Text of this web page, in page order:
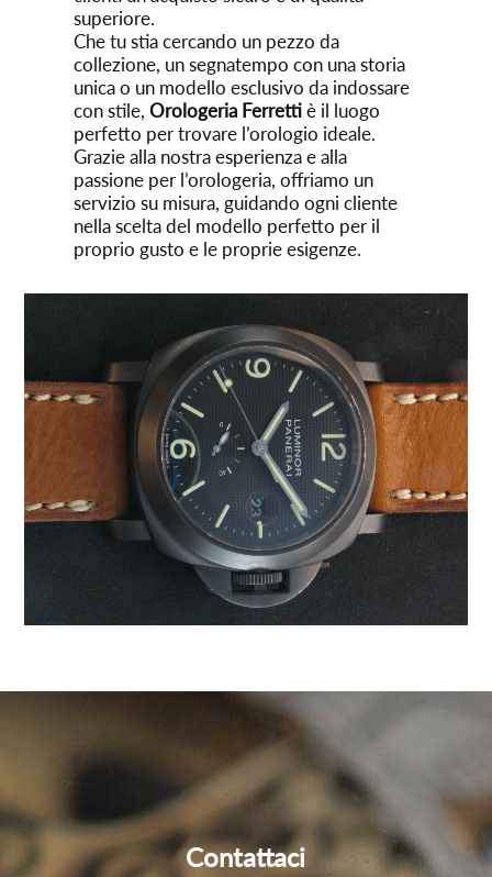
superiore.
Che tu stia cercando un pezzo da
collezione, un segnatempo con una storia
unica o un modello esclusivo da indossare
con stile,Orologeria Ferrettiè il luogo
perfetto per trovare l’orologio ideale.
Grazie alla nostra esperienza e alla
passione per l’orologeria, offriamo un
servizio su misura, guidando ogni cliente
nella scelta del modello perfetto per il
proprio gusto e le proprie esigenze.
Contattaci